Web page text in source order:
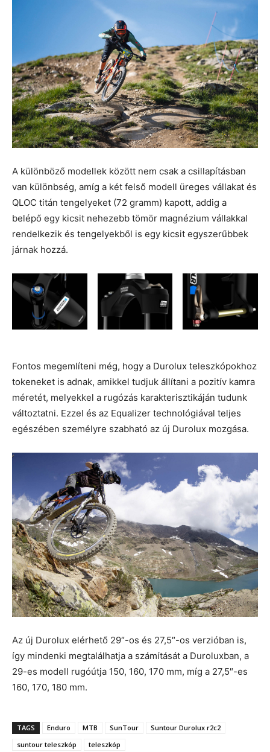
A különböző modellek között nem csak a csillapításban
van különbség, amíg a két felső modell üreges vállakat és
QLOC titán tengelyeket (72 gramm) kapott, addig a
belépő egy kicsit nehezebb tömör magnézium vállakkal
rendelkezik és tengelyekből is egy kicsit egyszerűbbek
járnak hozzá.
Fontos megemlíteni még, hogy a Durolux teleszkópokhoz
tokeneket is adnak, amikkel tudjuk állítani a pozitív kamra
méretét, melyekkel a rugózás karakterisztikáján tudunk
változtatni. Ezzel és az Equalizer technológiával teljes
egészében személyre szabható az új Durolux mozgása.
Az új Durolux elérhető 29″-os és 27,5″-os verzióban is,
így mindenki megtalálhatja a számítását a Duroluxban, a
29-es modell rugóútja 150, 160, 170 mm, míg a 27,5″-es
160, 170, 180 mm.
TAGS Enduro MTB SunTour
Suntour Durolux r2c2
suntour teleszkóp
teleszkóp